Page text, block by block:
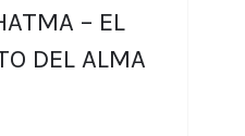
– EL
DEL ALMA